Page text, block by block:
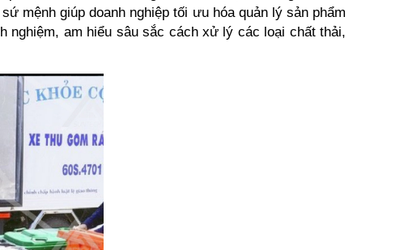
mệnh giúp doanh nghiệp tối ưu hóa quản lý sản phẩm
am hiểu sâu sắc cách xử lý các loại chất thải,